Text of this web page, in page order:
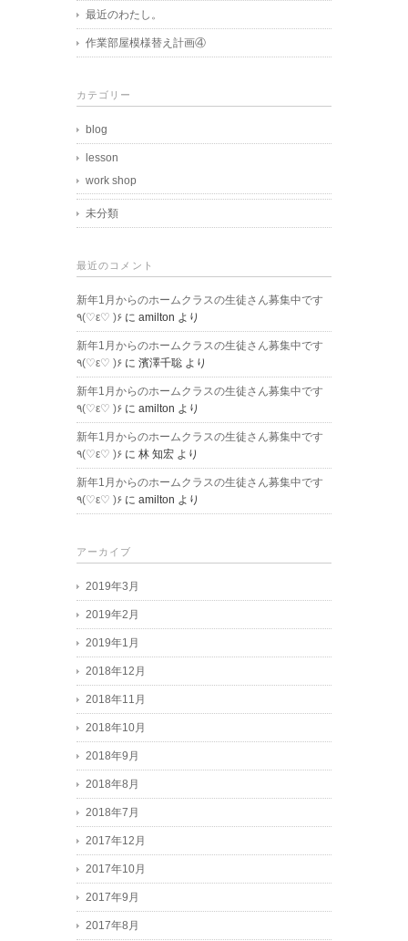
最近のわたし。
作業部屋模様替え計画④
カテゴリー
blog
lesson
work shop
未分類
最近のコメント
新年1月からのホームクラスの生徒さん募集中です
٩(♡ε♡ )۶ に amilton より
新年1月からのホームクラスの生徒さん募集中です
٩(♡ε♡ )۶ に 濱澤千聡 より
新年1月からのホームクラスの生徒さん募集中です
٩(♡ε♡ )۶ に amilton より
新年1月からのホームクラスの生徒さん募集中です
٩(♡ε♡ )۶ に 林 知宏 より
新年1月からのホームクラスの生徒さん募集中です
٩(♡ε♡ )۶ に amilton より
アーカイブ
2019年3月
2019年2月
2019年1月
2018年12月
2018年11月
2018年10月
2018年9月
2018年8月
2018年7月
2017年12月
2017年10月
2017年9月
2017年8月